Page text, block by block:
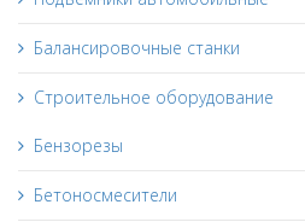
Балансировочные станки
Строительное оборудование
Бензорезы
Бетоносмесители